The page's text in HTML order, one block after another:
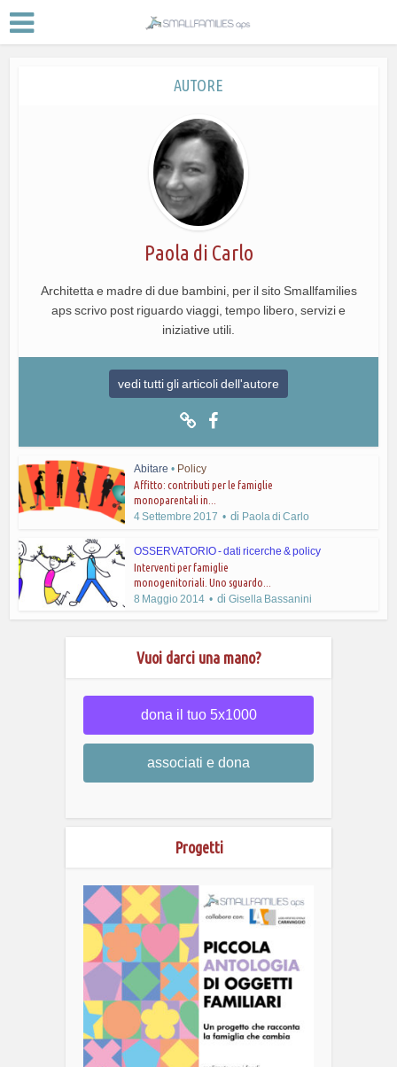
AUTORE
Paola di Carlo
Architetta e madre di due bambini, per il sito Smallfamilies
aps scrivo post riguardo viaggi, tempo libero, servizi e
iniziative utili.
vedi tutti gli articoli dell'autore
Abitare • Policy
Affitto: contributi per le famiglie
monoparentali in...
4 Settembre 2017
di Paola di Carlo
OSSERVATORIO - dati ricerche & policy
Interventi per famiglie
monogenitoriali. Uno sguardo...
8 Maggio 2014
diGisella Bassanini
Vuoi darci una mano?
dona il tuo 5x1000
associati e dona
Progetti